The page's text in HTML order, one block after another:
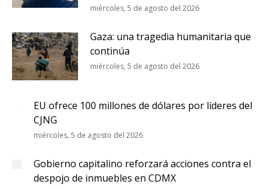
miércoles, 5 de agosto del 2026
Gaza: una tragedia humanitaria que
continúa
miércoles, 5 de agosto del 2026
EU ofrece 100 millones de dólares por líderes del
CJNG
miércoles, 5 de agosto del 2026
Gobierno capitalino reforzará acciones contra el
despojo de inmuebles en CDMX